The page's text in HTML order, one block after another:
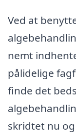
Ved at
nemt
pålidelige
finde det
skridtet nu